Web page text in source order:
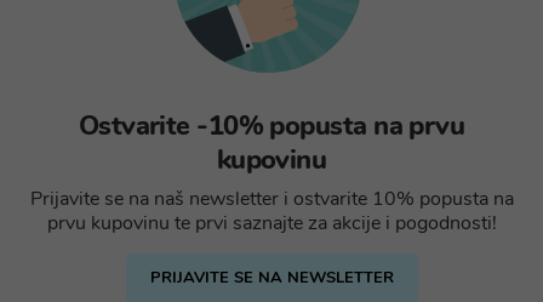
Ostvarite -10% popusta na prvu
kupovinu
Prijavite se na naš newsletter i ostvarite 10% popusta na
prvu kupovinu te prvi saznajte za akcije i pogodnosti!
PRIJAVITE SE NA NEWSLETTER